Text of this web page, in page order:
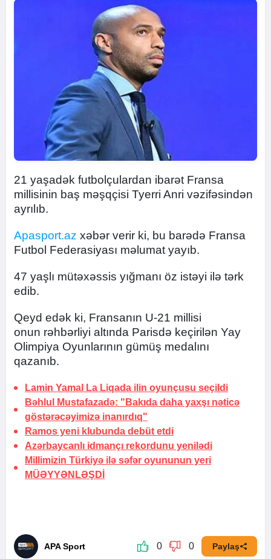
21 yaşadək futbolçulardan ibarət Fransa
millisinin baş məşqçisi Tyerri Anri vəzifəsindən
ayrılıb.
Apasport.az xəbər verir ki, bu barədə Fransa
Futbol Federasiyası məlumat yayıb.
47 yaşlı mütəxəssis yığmanı öz istəyi ilə tərk
edib.
Qeyd edək ki, Fransanın U-21 millisi
onun rəhbərliyi altında Parisdə keçirilən Yay
Olimpiya Oyunlarının gümüş medalını
qazanıb.
Lamin Yamal La Liqada ilin oyunçusu seçildi
Bəhlul Mustafazadə: "Bakıda daha yaxşı nəticə
göstərəcəyimizə inanırdıq"
Ramos yeni klubunda debüt etdi
Azərbaycanlı idmançı rekordunu yenilədi
Millimizin Türkiyə ilə səfər oyununun yeri
MÜƏYYƏNLƏŞDİ
APA Sport 0 0 Paylaş